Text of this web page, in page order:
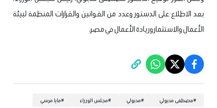
بعد الاطلاع على الدستور وعدد من القوانين والقرارات المنظمة لبيئة
الأعمال والاستثمار وريادة الأعمال في مصر.
#مصطفى مدبولي #مدبولي #مجلس الوزراء #مايا مرسي